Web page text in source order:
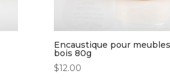
Encaustique pour
bois 80g
$12.00